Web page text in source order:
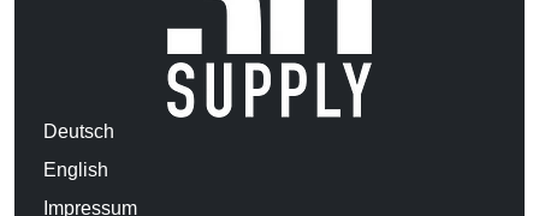
Deutsch
English
Impressum